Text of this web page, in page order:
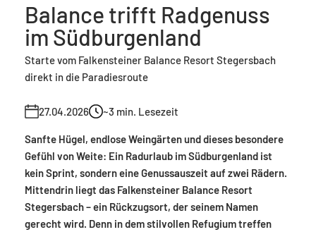
Balance trifft Radgenuss
im Südburgenland
Starte vom Falkensteiner Balance Resort Stegersbach
direkt in die Paradiesroute
27.04.2026 ~3 min. Lesezeit
Sanfte Hügel, endlose Weingärten und dieses besondere
Gefühl von Weite: Ein Radurlaub im Südburgenland ist
kein Sprint, sondern eine Genussauszeit auf zwei Rädern.
Mittendrin liegt das Falkensteiner Balance Resort
Stegersbach – ein Rückzugsort, der seinem Namen
gerecht wird. Denn in dem stilvollen Refugium treffen